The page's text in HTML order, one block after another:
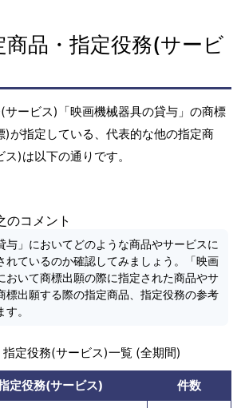
商品・指定役務(サービ
サービス)「映画機械器具の貸与」の商標
)が指定している、代表的な他の指定商
)は以下の通りです。
のコメント
与」においてどのような商品やサービスに
れているのか確認してみましょう。「映画
おいて商標出願の際に指定された商品やサ
標出願する際の指定商品、指定役務の参考
。
定役務(サービス)一覧 (全期間)
定役務(サービス)
件数